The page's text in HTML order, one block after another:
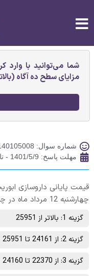
شما می‌توانید با وارد
مزایای سطح ده آگاه
شماره سوال: 140105008
مهلت پاسخ: 1401/5/9 - تا ساعت 23:59
قیمت پایانی داروسازی
چهارشنبه 12 مرداد ماه در چه محدوده‌ای خواهد بود؟
گزینه 1: بالاتر از 25951
گزینه 2: از 24161 تا 25951
گزینه 3: از 22370 تا 24160